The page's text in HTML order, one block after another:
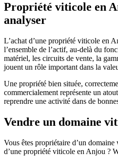
Propriété viticole en
analyser
L’achat d’une propriété viticole en
l’ensemble de l’actif, au-delà du
matériel, les circuits de vente, la
jouent un rôle important dans la
Une propriété bien située,
commercialement représente un
reprendre une activité dans de
Vendre un domaine
Vous êtes propriétaire d’un
d’une propriété viticole en Anjou ?